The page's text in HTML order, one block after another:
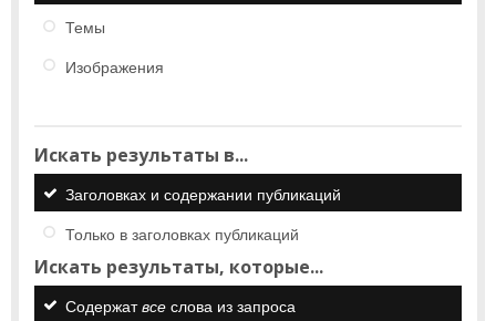
Темы
Изображения
Искать результаты в...
Заголовках и содержании публикаций
Только в заголовках публикаций
Искать результаты, которые...
Содержатвсе слова из запроса